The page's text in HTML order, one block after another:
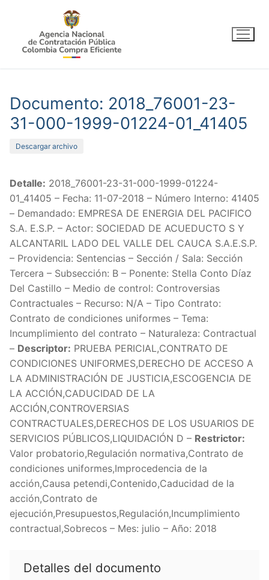
contenido
Documento: 2018_76001-23-
31-000-1999-01224-01_41405
Descargar archivo
Detalle: 2018_76001-23-31-000-1999-01224-
01_41405 – Fecha: 11-07-2018 – Número Interno: 41405
– Demandado: EMPRESA DE ENERGIA DEL PACIFICO
S.A. E.S.P. – Actor: SOCIEDAD DE ACUEDUCTO S Y
ALCANTARIL LADO DEL VALLE DEL CAUCA S.A.E.S.P.
– Providencia: Sentencias – Sección / Sala: Sección
Tercera – Subsección: B – Ponente: Stella Conto Díaz
Del Castillo – Medio de control: Controversias
Contractuales – Recurso: N/A – Tipo Contrato:
Contrato de condiciones uniformes – Tema:
Incumplimiento del contrato – Naturaleza: Contractual
– Descriptor: PRUEBA PERICIAL,CONTRATO DE
CONDICIONES UNIFORMES,DERECHO DE ACCESO A
LA ADMINISTRACIÓN DE JUSTICIA,ESCOGENCIA DE
LA ACCIÓN,CADUCIDAD DE LA
ACCIÓN,CONTROVERSIAS
CONTRACTUALES,DERECHOS DE LOS USUARIOS DE
SERVICIOS PÚBLICOS,LIQUIDACIÓN D – Restrictor:
Valor probatorio,Regulación normativa,Contrato de
condiciones uniformes,Improcedencia de la
acción,Causa petendi,Contenido,Caducidad de la
acción,Contrato de
ejecución,Presupuestos,Regulación,Incumplimiento
contractual,Sobrecos – Mes: julio – Año: 2018
Detalles del documento